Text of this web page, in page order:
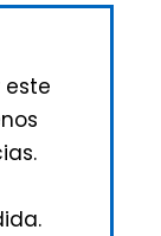
este